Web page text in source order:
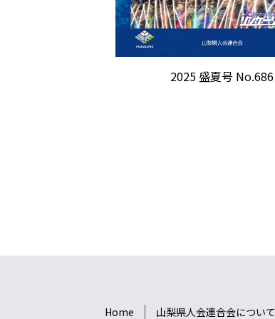
2025 盛夏号 No.686
Home 山梨県人会連合会について